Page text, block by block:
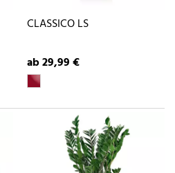
CLASSICO LS
ab 29,99 €